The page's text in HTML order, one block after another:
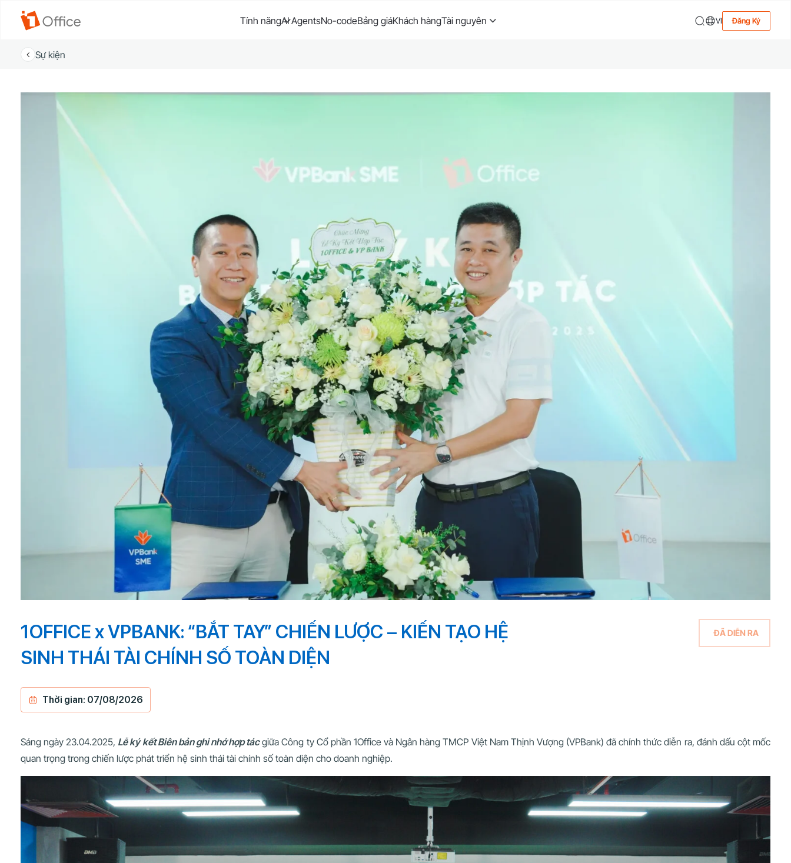
Tính năngAI AgentsNo-codeBảng giáKhách hàngTài nguyên VI Đăng Ký
Sự kiện
1OFFICE x VPBANK: “BẮT TAY” CHIẾN LƯỢC – KIẾN TẠO HỆ
SINH THÁI TÀI CHÍNH SỐ TOÀN DIỆN
Thời gian: 07/08/2026
ĐÃ DIỄN RA
Sáng ngày 23.04.2025, Lễ ký kết Biên bản ghi nhớ hợp tácgiữa Công ty Cổ phần 1Office và Ngân hàng TMCP Việt Nam Thịnh Vượng (VPBank) đã chính thức diễn ra, đánh dấu cột mốc
quan trọng trong chiến lược phát triển hệ sinh thái tài chính số toàn diện cho doanh nghiệp.